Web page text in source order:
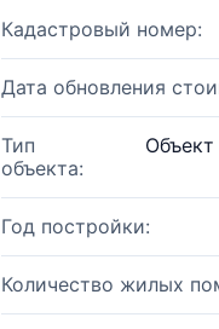
Кадастровый номер:
Дата обновления
Тип
объекта:
Объект
Год постройки:
Количество жилых